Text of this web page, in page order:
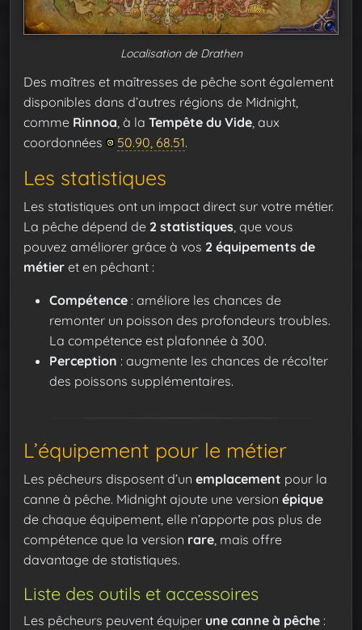
Localisation de Drathen
Des maîtres et maîtresses de pêche sont également
disponibles dans d’autres régions de Midnight,
comme Rinnoa, à la Tempête du Vide, aux
coordonnées
50.90, 68.51.
Les statistiques
Les statistiques ont un impact direct sur votre métier.
La pêche dépend de 2 statistiques, que vous
pouvez améliorer grâce à vos 2 équipements de
métier et en pêchant :
Compétence : améliore les chances de
remonter un poisson des profondeurs troubles.
La compétence est plafonnée à 300.
Perception : augmente les chances de récolter
des poissons supplémentaires.
L’équipement pour le métier
Les pêcheurs disposent d’un emplacement pour la
canne à pêche. Midnight ajoute une version épique
de chaque équipement, elle n’apporte pas plus de
compétence que la version rare, mais offre
davantage de statistiques.
Liste des outils et accessoires
Les pêcheurs peuvent équiper une canne à pêche :